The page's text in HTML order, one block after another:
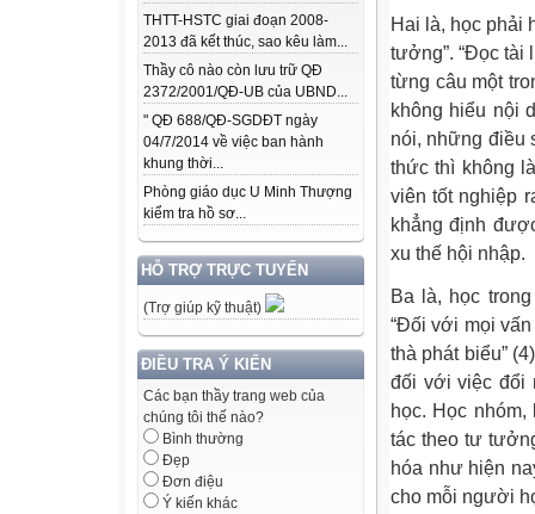
THTT-HSTC giai đoạn 2008-
2013 đã kết thúc, sao kêu làm...
Thầy cô nào còn lưu trữ QĐ
2372/2001/QĐ-UB của UBND...
" QĐ 688/QĐ-SGDĐT ngày
04/7/2014 về việc ban hành
khung thời...
Phòng giáo dục U Minh Thượng
kiểm tra hồ sơ...
HỖ TRỢ TRỰC TUYẾN
(Trợ giúp kỹ thuật)
ĐIỀU TRA Ý KIẾN
Các bạn thầy trang web của
chúng tôi thế nào?
Bình thường
Đẹp
Đơn điệu
Ý kiến khác
Hai là, học phải
tưởng”. “Đọc tài
từng câu một
không hiểu nội
nói, những điều
thức thì không
viên tốt nghiệp
khẳng định
xu thế hội nhập.
Ba là, học
“Đối với mọi
thà phát biểu”
đối với việc đổi
học. Học
tác theo tư
hóa như hiện
cho mỗi người